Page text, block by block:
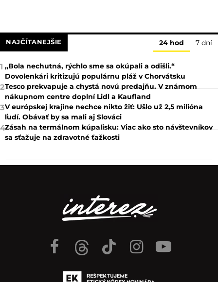
NAJČÍTANEJŠIE 24 hod 7 dní
1 „Bola nechutná, rýchlo sme sa okúpali a odišli.“
Dovolenkári kritizujú populárnu pláž v Chorvátsku
2Tesco prekvapuje a chystá novú predajňu. V známom
nákupnom centre doplní Lidl a Kaufland
3V európskej krajine nechce nikto žiť: Ušlo už 2,5 milióna
ľudí. Obávať by sa mali aj Slováci
4Zásah na termálnom kúpalisku: Viac ako sto návštevníkov
sa sťažuje na zdravotné ťažkosti